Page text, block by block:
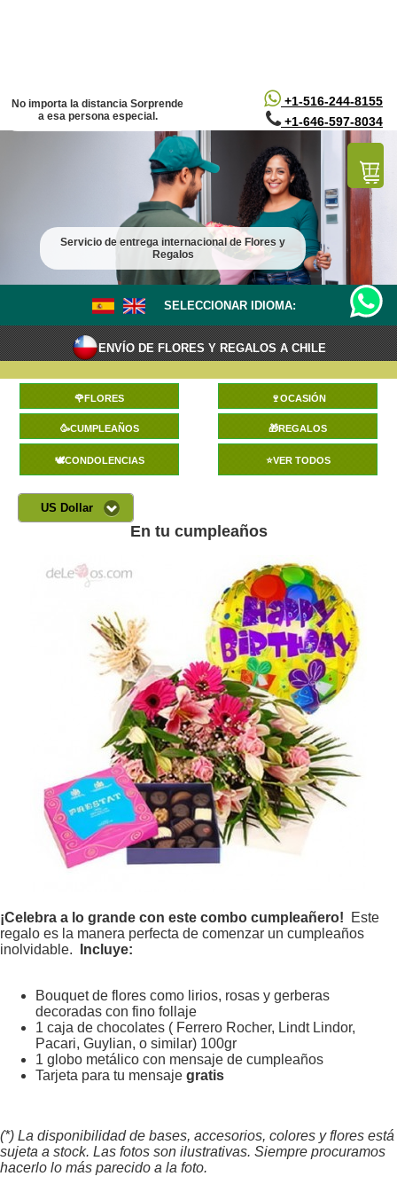
+1-516-244-8155
+1-646-597-8034
No importa la distancia Sorprende
a esa persona especial.
Servicio de entrega internacional de Flores y
Regalos
SELECCIONAR IDIOMA:
ENVÍO DE FLORES Y REGALOS A CHILE
🌹FLORES 🍷OCASIÓN
🥳CUMPLEAÑOS 🎁REGALOS
🕊️CONDOLENCIAS ⭐VER TODOS
US Dollar
En tu cumpleaños
¡Celebra a lo grande con este combo cumpleañero!
Este
regalo es la manera perfecta de comenzar un cumpleaños
inolvidable.
Incluye:
Bouquet de flores como lirios, rosas y gerberas
decoradas con fino follaje
1 caja de chocolates ( Ferrero Rocher, Lindt Lindor,
Pacari, Guylian, o similar) 100gr
1 globo metálico con mensaje de cumpleaños
Tarjeta para tu mensaje gratis
(*) La disponibilidad de bases, accesorios, colores y flores está
sujeta a stock. Las fotos son ilustrativas. Siempre procuramos
hacerlo lo más parecido a la foto.